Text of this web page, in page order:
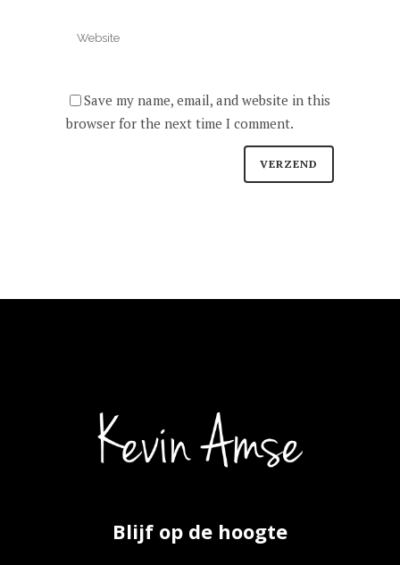
Save my name, email, and website in this
browser for the next time I comment.
Blijf op de hoogte